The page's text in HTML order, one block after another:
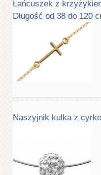
Łańcuszek z
Długość od 38 do 120
Naszyjnik kulka z